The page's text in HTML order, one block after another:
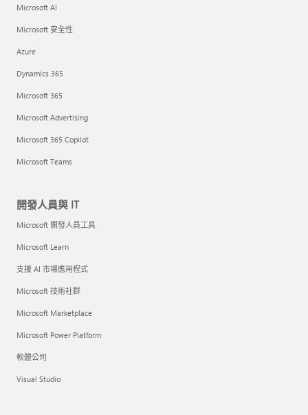
Microsoft AI
Microsoft 安全性
Azure
Dynamics 365
Microsoft 365
Microsoft Advertising
Microsoft 365 Copilot
Microsoft Teams
開發人員與 IT
Microsoft 開發人員工具
Microsoft Learn
支援 AI 市場應用程式
Microsoft 技術社群
Microsoft Marketplace
Microsoft Power Platform
軟體公司
Visual Studio